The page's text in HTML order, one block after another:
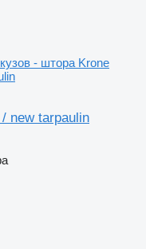
- штора Krone
new tarpaulin